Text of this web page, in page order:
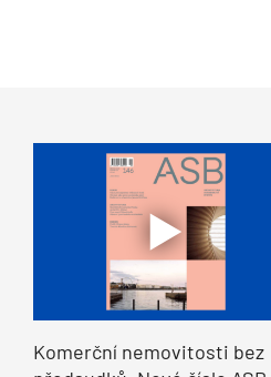
Komerční nemovitosti bez